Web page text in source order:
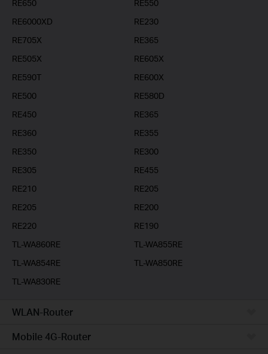
RE650
RE550
RE6000XD
RE230
RE705X
RE365
RE505X
RE605X
RE590T
RE600X
RE500
RE580D
RE450
RE365
RE360
RE355
RE350
RE300
RE305
RE455
RE210
RE205
RE205
RE200
RE220
RE190
TL-WA860RE
TL-WA855RE
TL-WA854RE
TL-WA850RE
TL-WA830RE
WLAN-Router
Mobile 4G-Router